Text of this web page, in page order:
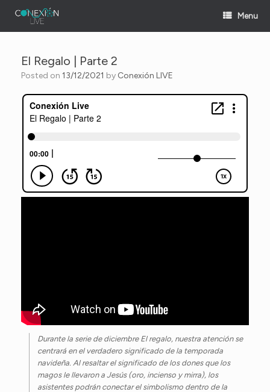
Menu
El Regalo | Parte 2
Posted on 13/12/2021 by Conexión LIVE
Durante la serie de diciembre El regalo, nuestra atención se
centrará en el verdadero significado de la temporada
navideña. Al resaltar el significado de los dones que los
magos le llevaron a Jesús (oro, incienso y mirra), los
asistentes podrán conectar el simbolismo dentro de la